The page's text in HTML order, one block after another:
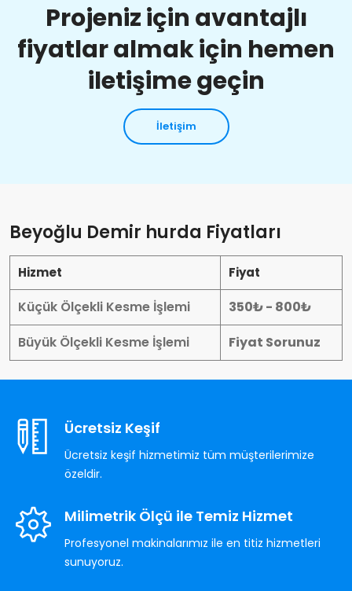
Projeniz için avantajlı
fiyatlar almak için hemen
iletişime geçin
İletişim
Beyoğlu Demir hurda Fiyatları
Hizmet Fiyat
Küçük Ölçekli Kesme İşlemi
350₺ - 800₺
Büyük Ölçekli Kesme İşlemi
Fiyat Sorunuz
Ücretsiz Keşif
Ücretsiz keşif hizmetimiz tüm müşterilerimize
özeldir.
Milimetrik Ölçü ile Temiz Hizmet
Profesyonel makinalarımız ile en titiz hizmetleri
sunuyoruz.